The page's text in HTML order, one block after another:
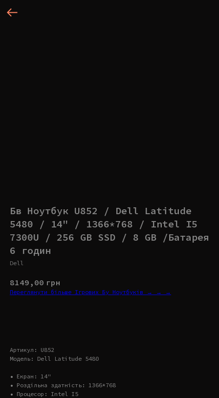
Бв Ноутбук U852 / Dell Latitude
5480 / 14" / 1366*768 / Intel I5
7300U / 256 GB SSD / 8 GB /Батарея
6 годин
Dell
8149,00 грн
Переглянути більше Ігрових Бу Ноутбуків → → →
Артикул: U852
Модель: Dell Latitude 5480
• Екран: 14"
• Роздільна здатність: 1366*768
• Процесор: Intel I5